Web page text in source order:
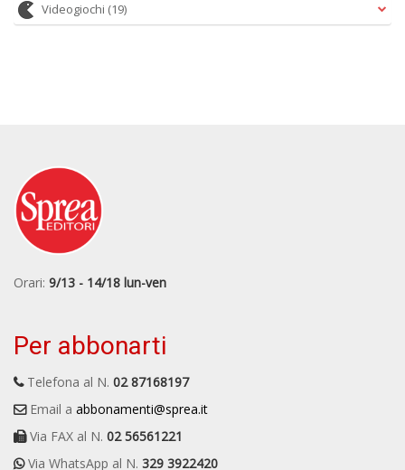
Videogiochi (19)
Orari: 9/13 - 14/18 lun-ven
Per abbonarti
Telefona al N. 02 87168197
Email a abbonamenti@sprea.it
Via FAX al N. 02 56561221
Via WhatsApp al N. 329 3922420